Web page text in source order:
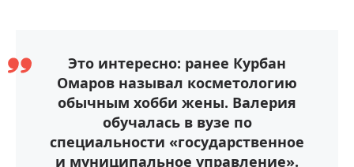
Это интересно: ранее Курбан
Омаров называл косметологию
обычным хобби жены. Валерия
обучалась в вузе по
специальности «государственное
и муниципальное управление».